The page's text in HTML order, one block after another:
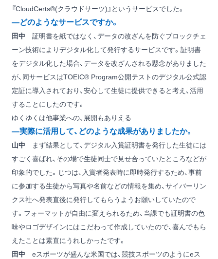
『CloudCerts®(クラウドサーツ)』というサービスでした。
―どのようなサービスですか。
田中 証明書を紙ではなく、データの改ざんを防ぐブロックチェ
ーン技術によりデジタル化して発行するサービスです。証明書
をデジタル化した場合、データを改ざんされる懸念がありました
が、同サービスはTOEIC® Program公開テストのデジタル公式認
定証に導入されており、安心して生徒に提供できると考え、活用
することにしたのです。
ゆくゆくは他事業への、展開もありえる
―実際に活用して、どのような成果がありましたか。
山中 まず結果として、デジタル入賞証明書を発行した生徒には
すごく喜ばれ、その場で生徒同士で見せ合っていたところなどが
印象的でした。じつは、入賞者発表時に即時発行するため、事前
に参加する生徒から写真や名前などの情報を集め、サイバーリン
クス社へ発表直後に発行してもらうようお願いしていたので
す。フォーマットが自由に変えられるため、当課でも証明書の色
味やロゴデザインにはこだわって作成していたので、喜んでもら
えたことは素直にうれしかったです。
田中 eスポーツが盛んな米国では、競技スポーツのようにeス